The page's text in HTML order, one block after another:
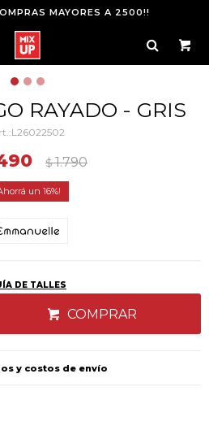
MAYORES A 2500!!
RAYADO - GRIS
L26022502
$ 1.790
16
DE TALLES
COMPRAR
y costos de envío